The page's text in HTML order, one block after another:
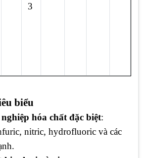
3
biểu
hóa chất đặc biệt:
nitric, hydrofluoric và các